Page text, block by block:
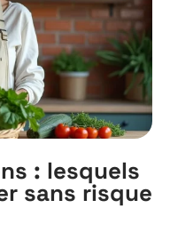
: lesquels
sans risque